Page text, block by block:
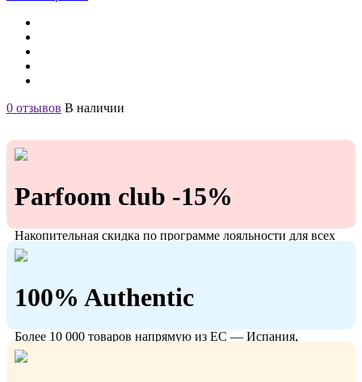
0 отзывов В наличии
Parfoom club -15%
Накопительная скидка по программе лояльности для всех
кто с нами!
100% Authentic
Более 10 000 товаров напрямую из ЕС — Испания,
Польша, Германия.